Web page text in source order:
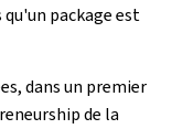
qu'un package est
dans un premier
de la